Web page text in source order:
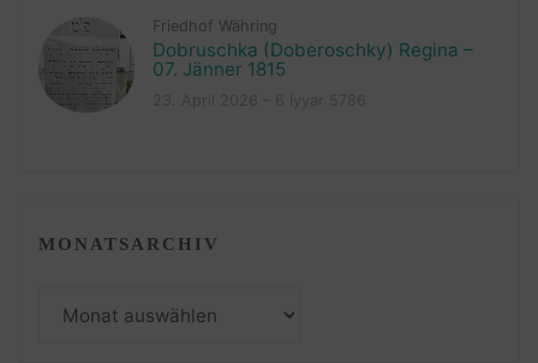
Friedhof Währing
Dobruschka (Doberoschky) Regina –
07. Jänner 1815
MONATSARCHIV